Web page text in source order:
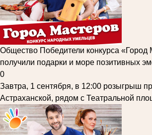
Общество Победители конкурса «Город
получили подарки и море позитивных
0
Завтра, 1 сентября, в 12:00 розыгрыш
Астраханской, рядом с Театральной